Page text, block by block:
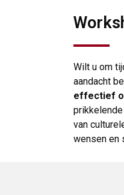
Wilt u om
aandacht
effectief
van
wensen en